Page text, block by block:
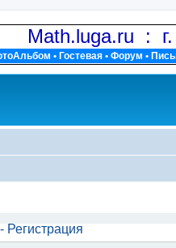
Math.luga.ru : г.
• Гостевая • Форум •
Регистрация